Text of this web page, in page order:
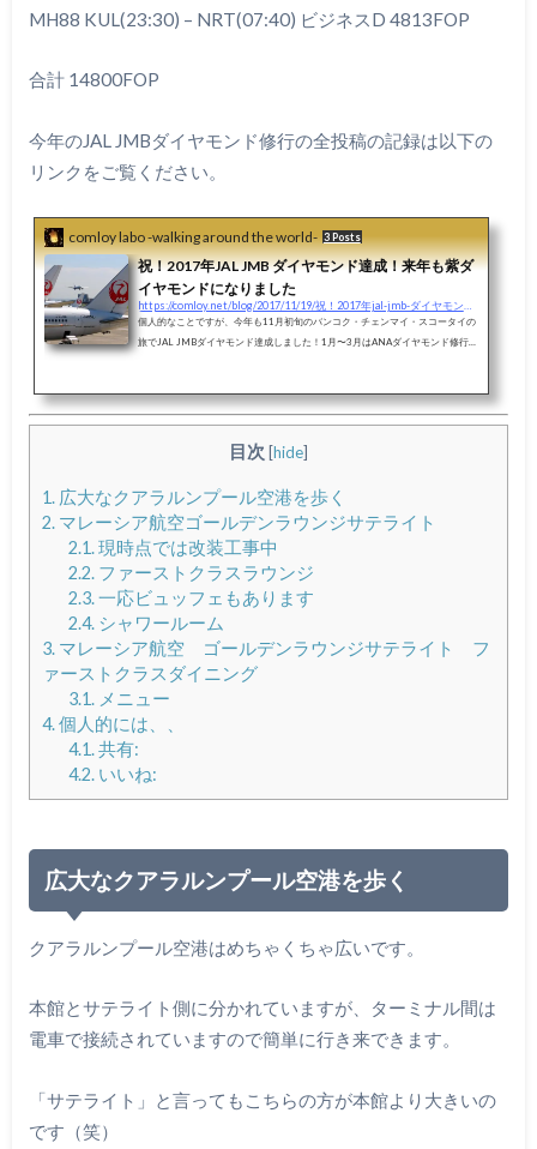
MH88 KUL(23:30) – NRT(07:40) ビジネスD 4813FOP
合計 14800FOP
今年のJAL JMBダイヤモンド修行の全投稿の記録は以下の
リンクをご覧ください。
comloy labo -walking around the world- 3 Posts
祝！2017年JAL JMB ダイヤモンド達成！来年も紫ダ
イヤモンドになりました
個人的なことですが、今年も11月初旬のバンコク・チェンマイ・スコータイの
旅でJAL JMBダイヤモンド達成しました！1月〜3月はANAダイヤモンド修行と
り沖縄往復をくっつけて、駆け足で飛行機に乗りまくるということをやってし
まいました。しかし、JAL ダイヤモンドは毎年行っている場所に「ちょこっ
と」沖縄線をくっつけて（笑）、JALの「１ヶ月間国内線FOP２倍キャンペー
目次 [hide]
1.広大なクアラルンプール空港を歩く
2.マレーシア航空ゴールデンラウンジサテライト
2.1.現時点では改装工事中
2.2.ファーストクラスラウンジ
2.3.一応ビュッフェもあります
2.4.シャワールーム
3.マレーシア航空 ゴールデンラウンジサテライト フ
ァーストクラスダイニング
3.1.メニュー
4.個人的には、、
4.1.共有:
4.2.いいね:
広大なクアラルンプール空港を歩く
クアラルンプール空港はめちゃくちゃ広いです。
本館とサテライト側に分かれていますが、ターミナル間は
電車で接続されていますので簡単に行き来できます。
「サテライト」と言ってもこちらの方が本館より大きいの
です（笑）